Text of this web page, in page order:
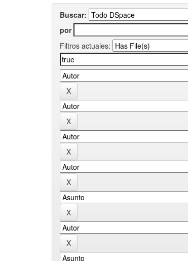
Buscar:
por
Filtros actuales: